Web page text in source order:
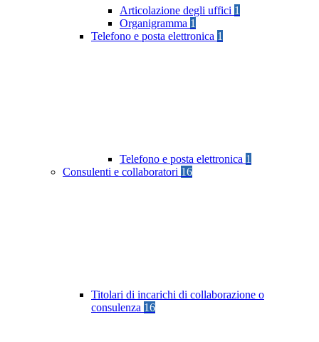
Articolazione degli uffici 1
Organigramma 1
Telefono e posta elettronica 1
Telefono e posta elettronica 1
Consulenti e collaboratori 16
Titolari di incarichi di collaborazione o
consulenza 16